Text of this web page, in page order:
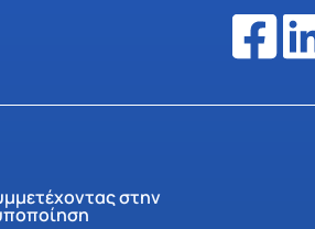
στην